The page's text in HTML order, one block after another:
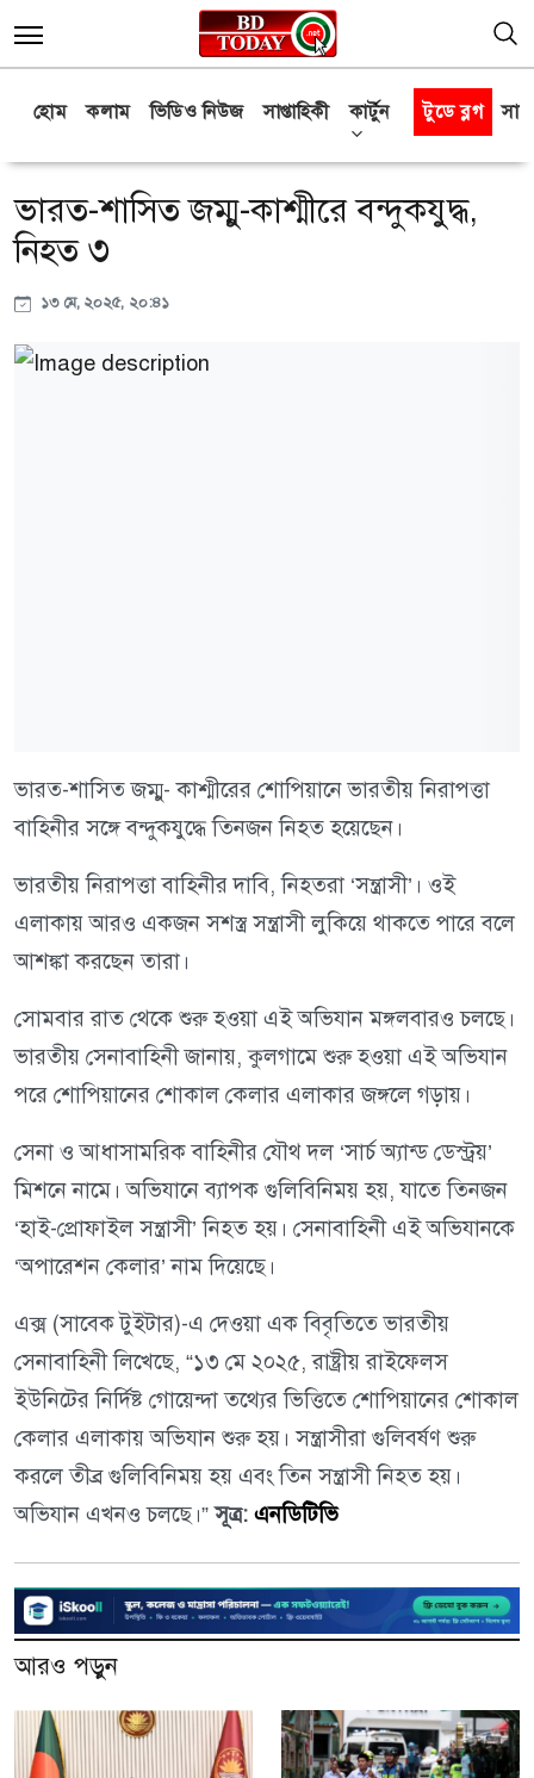
হোম কলাম ভিডিও নিউজ সাপ্তাহিকী কার্টুন টুডে ব্লগ
ভারত-শাসিত জম্মু-কাশ্মীরে বন্দুকযুদ্ধ,
নিহত ৩
১৩ মে, ২০২৫, ২০:৪১
ভারত-শাসিত জম্মু- কাশ্মীরের শোপিয়ানে ভারতীয় নিরাপত্তা
বাহিনীর সঙ্গে বন্দুকযুদ্ধে তিনজন নিহত হয়েছেন।
ভারতীয় নিরাপত্তা বাহিনীর দাবি, নিহতরা ‘সন্ত্রাসী’। ওই
এলাকায় আরও একজন সশস্ত্র সন্ত্রাসী লুকিয়ে থাকতে পারে বলে
আশঙ্কা করছেন তারা।
সোমবার রাত থেকে শুরু হওয়া এই অভিযান মঙ্গলবারও চলছে।
ভারতীয় সেনাবাহিনী জানায়, কুলগামে শুরু হওয়া এই অভিযান
পরে শোপিয়ানের শোকাল কেলার এলাকার জঙ্গলে গড়ায়।
সেনা ও আধাসামরিক বাহিনীর যৌথ দল ‘সার্চ অ্যান্ড ডেস্ট্রয়’
মিশনে নামে। অভিযানে ব্যাপক গুলিবিনিময় হয়, যাতে তিনজন
‘হাই-প্রোফাইল সন্ত্রাসী’ নিহত হয়। সেনাবাহিনী এই অভিযানকে
‘অপারেশন কেলার’ নাম দিয়েছে।
এক্স (সাবেক টুইটার)-এ দেওয়া এক বিবৃতিতে ভারতীয়
সেনাবাহিনী লিখেছে, “১৩ মে ২০২৫, রাষ্ট্রীয় রাইফেলস
ইউনিটের নির্দিষ্ট গোয়েন্দা তথ্যের ভিত্তিতে শোপিয়ানের শোকাল
কেলার এলাকায় অভিযান শুরু হয়। সন্ত্রাসীরা গুলিবর্ষণ শুরু
করলে তীব্র গুলিবিনিময় হয় এবং তিন সন্ত্রাসী নিহত হয়।
অভিযান এখনও চলছে।”সূত্র: এনডিটিভি
আরও পড়ুন